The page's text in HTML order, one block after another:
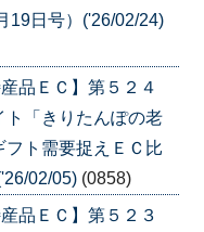
19日号）('26/02/24)
品ＥＣ】第５２４
「きりたんぽの老
ト需要捉えＥＣ比
02/05) (0858)
品ＥＣ】第５２３